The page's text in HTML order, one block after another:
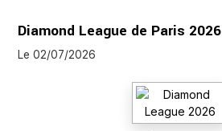
Diamond League de Paris 2026
Le 02/07/2026